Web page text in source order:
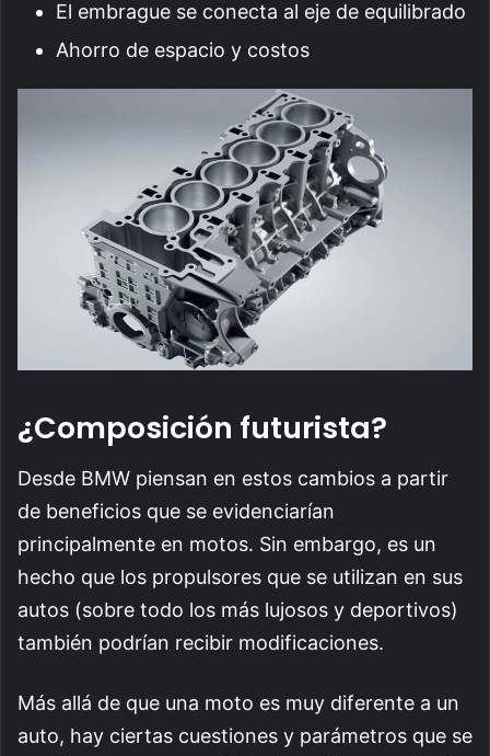
El embrague se conecta al eje de equilibrado
Ahorro de espacio y costos
¿Composición futurista?
Desde BMW piensan en estos cambios a partir
de beneficios que se evidenciarían
principalmente en motos. Sin embargo, es un
hecho que los propulsores que se utilizan en sus
autos (sobre todo los más lujosos y deportivos)
también podrían recibir modificaciones.
Más allá de que una moto es muy diferente a un
auto, hay ciertas cuestiones y parámetros que se